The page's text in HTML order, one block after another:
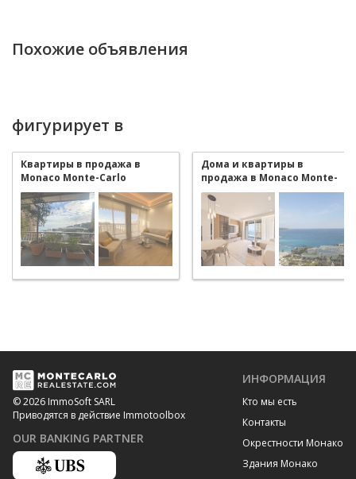
Похожие объявления
фигурирует в
Квартиры в продажа в
Monaco Monte-Carlo
Дома и квартиры в
продажа в Monaco Monte-
Carlo
© 2026 ImmoSoft SARL
Приводятся в действие Immotoolbox
OUR BANKING PARTNER
ИНФОРМАЦИЯ
Кто мы есть
Контакты
Окрестности Монако
Здания Монако